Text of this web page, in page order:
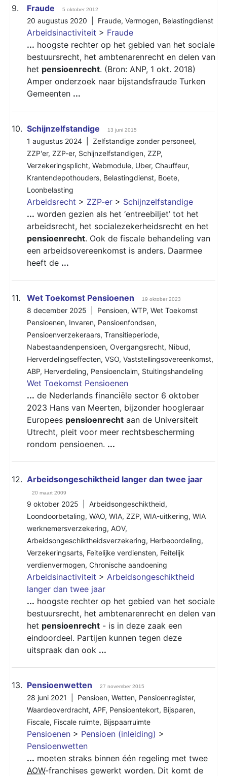
9. Fraude 5 oktober 2012
20 augustus 2020 | Fraude, Vermogen, Belastingdienst
Arbeidsinactiviteit > Fraude
... hoogste rechter op het gebied van het sociale
bestuursrecht, het ambtenarenrecht en delen van
het pensioenrecht. (Bron: ANP, 1 okt. 2018)
Amper onderzoek naar bijstandsfraude Turken
Gemeenten ...
10. Schijnzelfstandige 13 juni 2015
1 augustus 2024 | Zelfstandige zonder personeel,
ZZP'er, ZZP-er, Schijnzelfstandigen, ZZP,
Verzekeringsplicht, Webmodule, Uber, Chauffeur,
Krantendepothouders, Belastingdienst, Boete,
Loonbelasting
Arbeidsrecht > ZZP-er > Schijnzelfstandige
... worden gezien als het ‘entreebiljet’ tot het
arbeidsrecht, het socialezekerheidsrecht en het
pensioenrecht. Ook de fiscale behandeling van
een arbeidsovereenkomst is anders. Daarmee
heeft de ...
11. Wet Toekomst Pensioenen 19 oktober 2023
8 december 2025 | Pensioen, WTP, Wet Toekomst
Pensioenen, Invaren, Pensioenfondsen,
Pensioenverzekeraars, Transitieperiode,
Nabestaandenpensioen, Overgangsrecht, Nibud,
Herverdelingseffecten, VSO, Vaststellingsovereenkomst,
ABP, Herverdeling, Pensioenclaim, Stuitingshandeling
Wet Toekomst Pensioenen
... de Nederlands financiële sector 6 oktober
2023 Hans van Meerten, bijzonder hoogleraar
Europees pensioenrecht aan de Universiteit
Utrecht, pleit voor meer rechtsbescherming
rondom pensioenen. ...
12. Arbeidsongeschiktheid langer dan twee jaar
20 maart 2009
9 oktober 2025 | Arbeidsongeschiktheid,
Loondoorbetaling, WAO, WIA, ZZP, WIA-uitkering, WIA
werknemersverzekering, AOV,
Arbeidsongeschiktheidsverzekering, Herbeoordeling,
Verzekeringsarts, Feitelijke verdiensten, Feitelijk
verdienvermogen, Chronische aandoening
Arbeidsinactiviteit > Arbeidsongeschiktheid
langer dan twee jaar
... hoogste rechter op het gebied van het sociale
bestuursrecht, het ambtenarenrecht en delen van
het pensioenrecht - is in deze zaak een
eindoordeel. Partijen kunnen tegen deze
uitspraak dan ook ...
13. Pensioenwetten 27 november 2015
28 juni 2021 | Pensioen, Wetten, Pensioenregister,
Waardeoverdracht, APF, Pensioentekort, Bijsparen,
Fiscale, Fiscale ruimte, Bijspaarruimte
Pensioenen > Pensioen (inleiding) >
Pensioenwetten
... moeten straks binnen één regeling met twee
AOW-franchises gewerkt worden. Dit komt de